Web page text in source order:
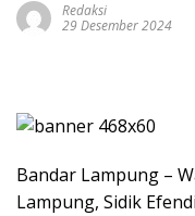
Redaksi
29 Desember 2024
Bandar Lampung –
Lampung, Sidik